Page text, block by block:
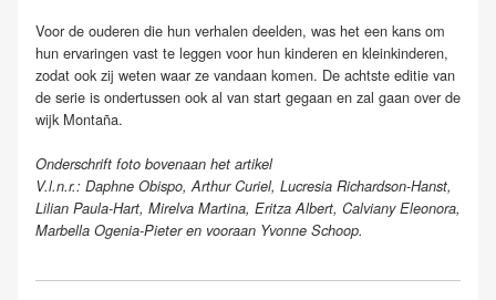
Voor de ouderen die hun verhalen deelden, was het een kans om
hun ervaringen vast te leggen voor hun kinderen en kleinkinderen,
zodat ook zij weten waar ze vandaan komen. De achtste editie van
de serie is ondertussen ook al van start gegaan en zal gaan over de
wijk Montaña.
Onderschrift foto bovenaan het artikel
V.l.n.r.: Daphne Obispo, Arthur Curiel, Lucresia Richardson-Hanst,
Lilian Paula-Hart, Mirelva Martina, Eritza Albert, Calviany Eleonora,
Marbella Ogenia-Pieter en vooraan Yvonne Schoop.